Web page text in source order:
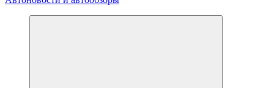
Справочник автомобилиста. Обзор новинок популярных